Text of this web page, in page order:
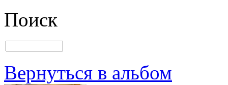
Поиск
Вернуться в альбом